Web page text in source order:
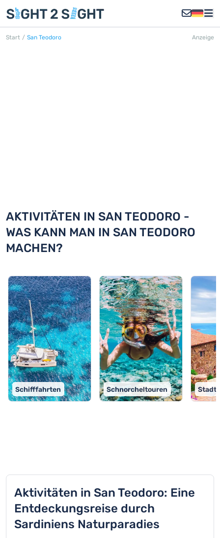
Start / San Teodoro Anzeige
AKTIVITÄTEN IN SAN TEODORO -
WAS KANN MAN IN SAN TEODORO
MACHEN?
Schifffahrten Schnorcheltouren
Aktivitäten in San Teodoro: Eine
Entdeckungsreise durch
Sardiniens Naturparadies